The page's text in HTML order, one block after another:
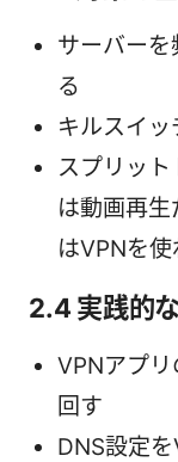
サーバーを
る
キルスイ
スプリッ
は動画再
はVPNを使
2.4 実践的
VPNアプ
回す
DNS設定